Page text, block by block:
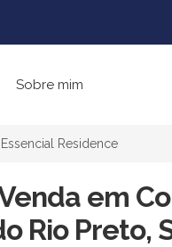
Sobre mim
Residence
em
Rio Preto,